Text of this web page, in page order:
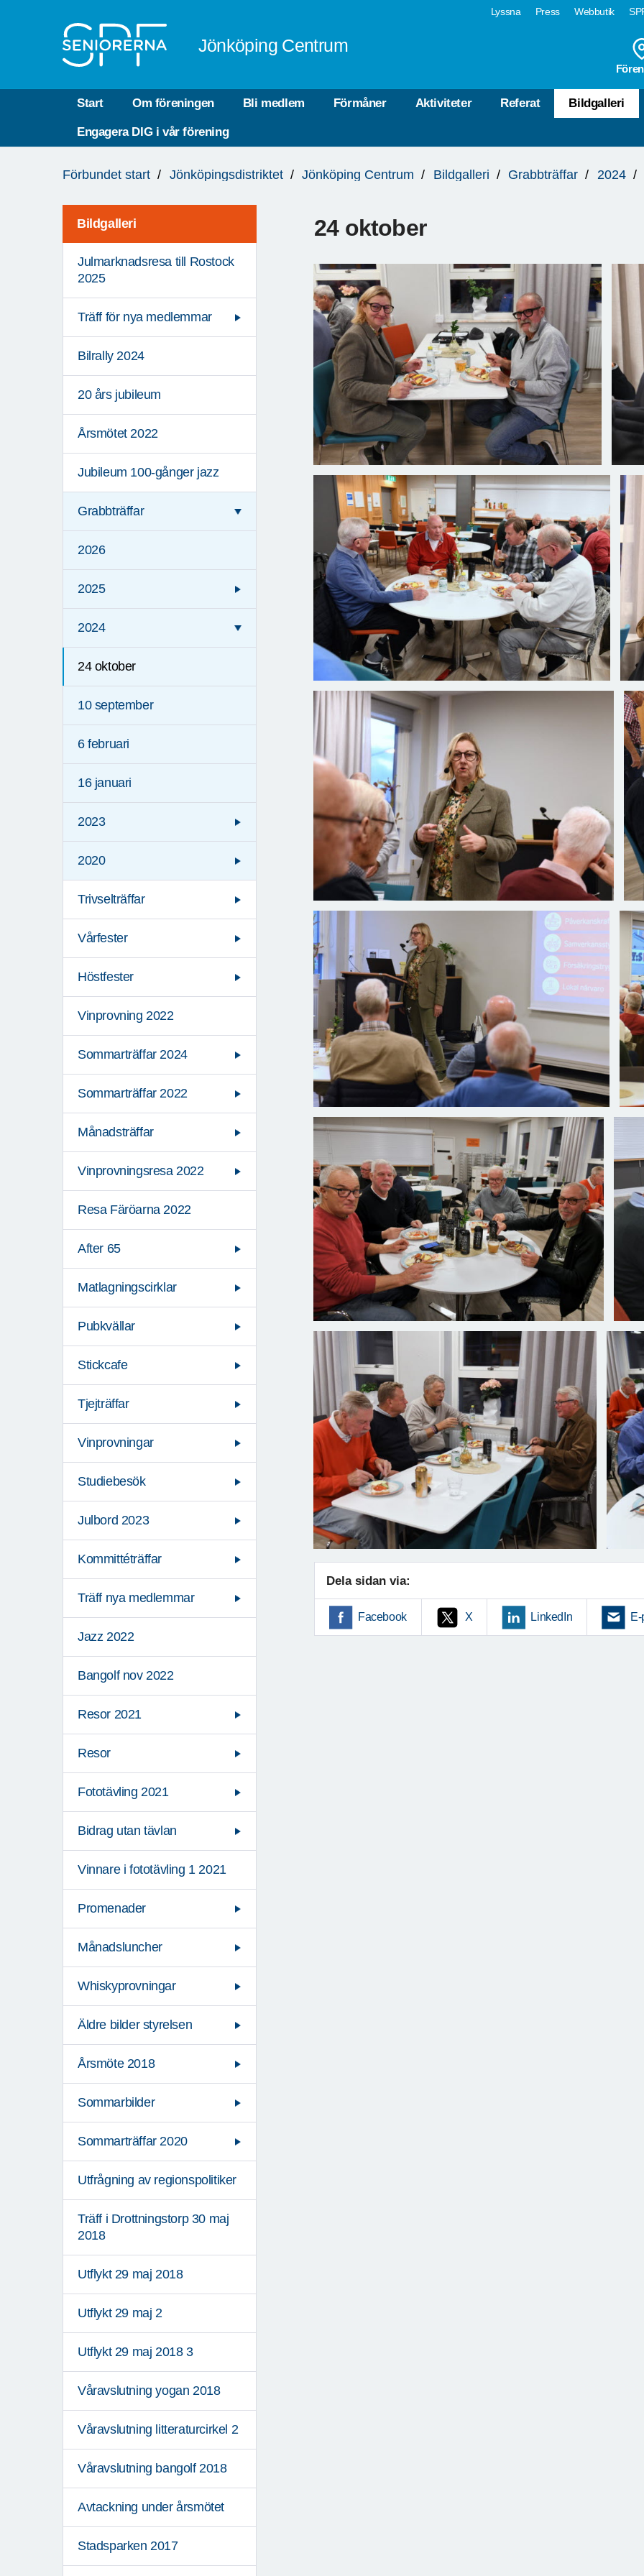
Lyssna Press Webbutik
Jönköping Centrum
Start Om föreningen Bli medlem Förmåner Aktiviteter Referat Bildgalleri
Engagera DIG i vår förening
är
Förbundet start Jönköpingsdistriktet Jönköping Centrum Bildgalleri Grabbträffar 2024
Bildgalleri
Julmarknadsresa till Rostock
2025
Träff för nya medlemmar
Bilrally 2024
20 års jubileum
Årsmötet 2022
Jubileum 100-gånger jazz
Grabbträffar
2026
2025
2024
24 oktober
10 september
6 februari
16 januari
2023
2020
Trivselträffar
Vårfester
Höstfester
Vinprovning 2022
Sommarträffar 2024
Sommarträffar 2022
Månadsträffar
Vinprovningsresa 2022
Resa Färöarna 2022
After 65
Matlagningscirklar
Pubkvällar
Stickcafe
Tjejträffar
Vinprovningar
Studiebesök
Julbord 2023
Kommittéträffar
Träff nya medlemmar
Jazz 2022
Bangolf nov 2022
Resor 2021
Resor
Fototävling 2021
Bidrag utan tävlan
Vinnare i fototävling 1 2021
Promenader
Månadsluncher
Whiskyprovningar
Äldre bilder styrelsen
Årsmöte 2018
Sommarbilder
Sommarträffar 2020
Utfrågning av regionspolitiker
Träff i Drottningstorp 30 maj
2018
Utflykt 29 maj 2018
Utflykt 29 maj 2
Utflykt 29 maj 2018 3
Våravslutning yogan 2018
Våravslutning litteraturcirkel 2
Våravslutning bangolf 2018
Avtackning under årsmötet
Stadsparken 2017
24 oktober
Dela sidan via:
Facebook X LinkedIn